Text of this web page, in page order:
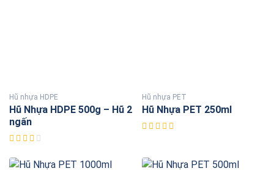
Hũ nhựa HDPE
Hũ Nhựa HDPE 500g – Hũ 2
ngấn
Hũ nhựa PET
Hũ Nhựa PET 250ml